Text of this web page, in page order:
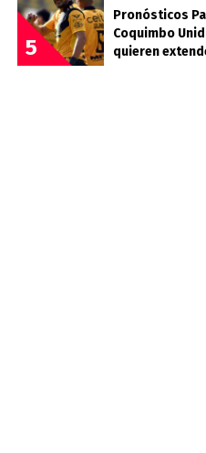
5
Pronósticos
Coquimbo
quieren